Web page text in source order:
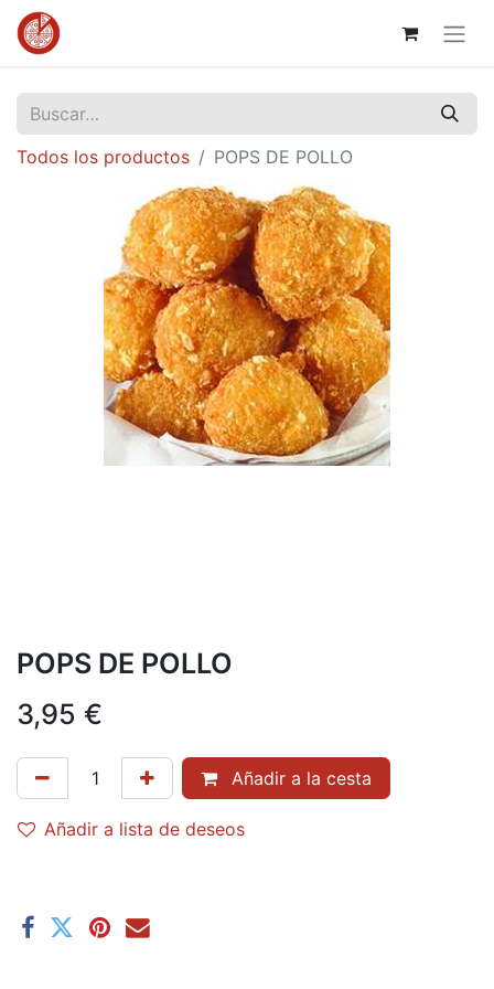
Todos los productos POPS DE POLLO
POPS DE POLLO
3,95 €
Añadir a la cesta
Añadir a lista de deseos